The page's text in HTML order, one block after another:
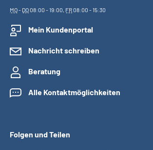
MO- DO08:00 - 19:00, FR08:00 - 15:30
Mein Kundenportal
Nachricht schreiben
Beratung
Alle Kontaktmöglichkeiten
Folgen und Teilen